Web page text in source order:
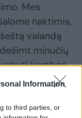
Information
to third parties, or
Mes
naktimis,
valandą
minučių
kambarį,
Tikra
išrinkti,